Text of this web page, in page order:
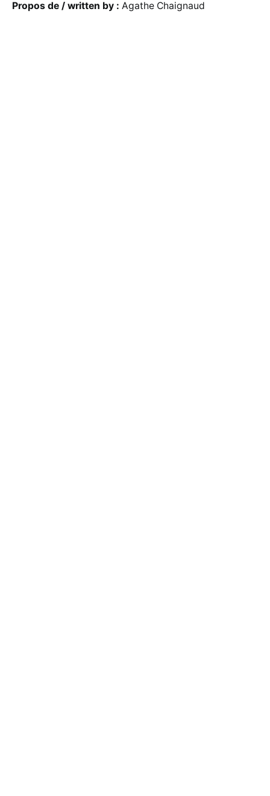
Propos de / written by : Agathe Chaignaud